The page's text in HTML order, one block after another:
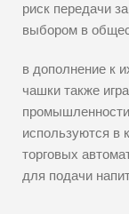
риск передачи
выбором в
в дополнение к
чашки также
используются в
торговых
для подачи